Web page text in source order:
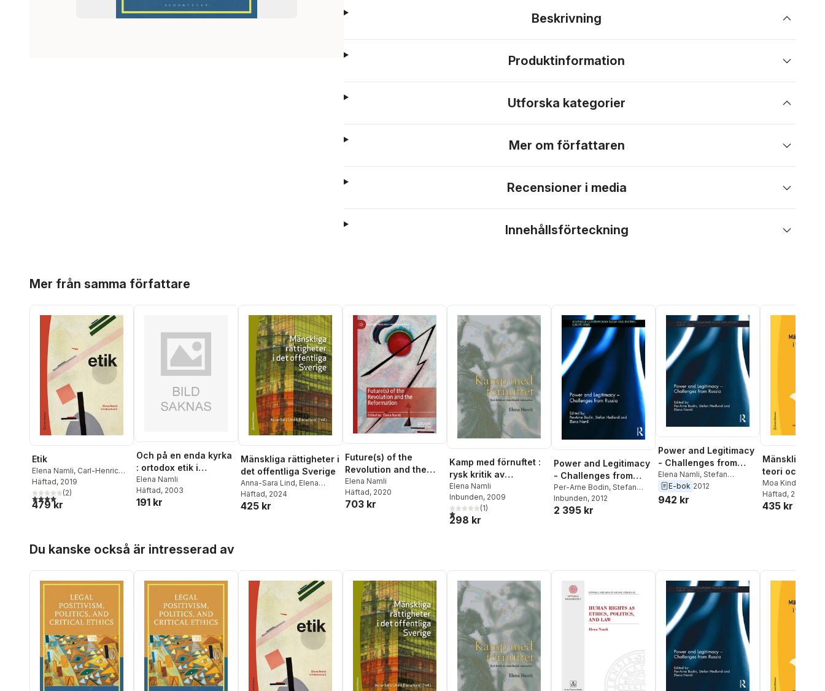
Beskrivning
Produktinformation
Utforska kategorier
Mer om författaren
Recensioner i media
Innehållsförteckning
Mer från samma författare
Etik
Elena Namli, Carl-Henric
Grenholm
Häftad, 2019
4,0utav 5 stjärnor. Totalt antal röster:
(2)
479 kr
Och på en enda kyrka
: ortodox etik i
ekumenisk dialog
Elena Namli
Häftad, 2003
191 kr
Mänskliga rättigheter i
det offentliga Sverige
Anna-Sara Lind, Elena
Namli,Thomas Bull
Ehnberg
Häftad, 2024
425 kr
Future(s) of the
Revolution and the
Reformation
Elena Namli
Häftad, 2020
703 kr
Kamp med förnuftet :
rysk kritik av
västerländsk
rationalism
Elena Namli
Inbunden, 2009
1,0utav 5 stjärnor. Totalt antal röster:
(1)
298 kr
Power and Legitimacy
- Challenges from
Russia
Per-Arne Bodin, Stefan
Hedlund,Elena Namli
Inbunden, 2012
2 395 kr
Power and Legitimacy
- Challenges from
Russia
Elena Namli, Stefan
Hedlund, Per-Arne Bodin
E-bok 2012
942 kr
Mänskliga
teori och
idé till
Moa Kindström
Victoria Enkvist
Johnsson
Häftad, 2020
435 kr
Du kanske också är intresserad av